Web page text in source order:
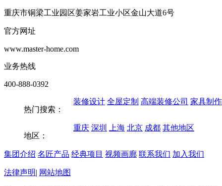
重庆市铜梁工业园区姜家岩工业小区金山大道6号
官方网址
www.master-home.com
业务热线
400-888-0392
热门搜索：
装修设计 全屋定制 高端装修公司 家具制
地区：
重庆 深圳 上海 北京 成都 其他地区
集团介绍 名匠产品 经典项目 视频画廊 联系我们 加入我们
法律声明| 网站地图